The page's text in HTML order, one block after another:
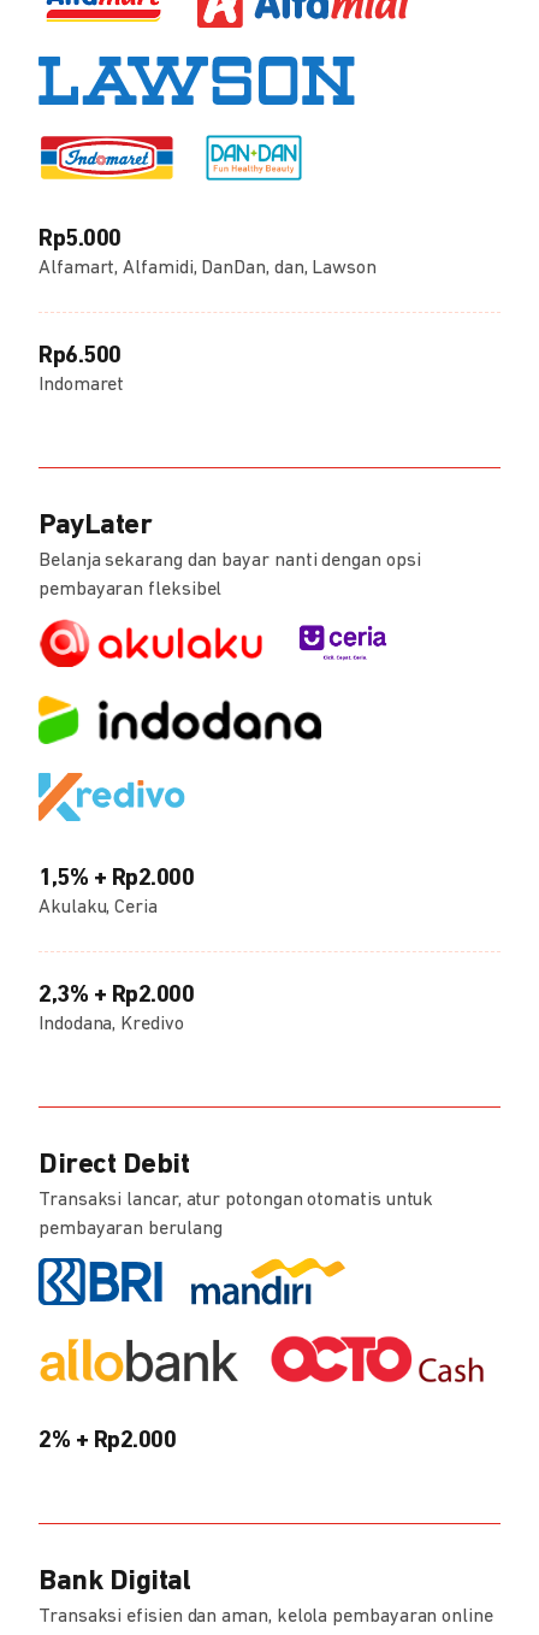
Rp5.000
Alfamart, Alfamidi, DanDan, dan, Lawson
Rp6.500
Indomaret
PayLater
Belanja sekarang dan bayar nanti dengan opsi
pembayaran fleksibel
1,5% + Rp2.000
Akulaku, Ceria
2,3% + Rp2.000
Indodana, Kredivo
Direct Debit
Transaksi lancar, atur potongan otomatis untuk
pembayaran berulang
2% + Rp2.000
Bank Digital
Transaksi efisien dan aman, kelola pembayaran online